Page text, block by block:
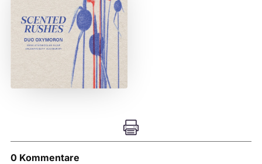

0 Kommentare